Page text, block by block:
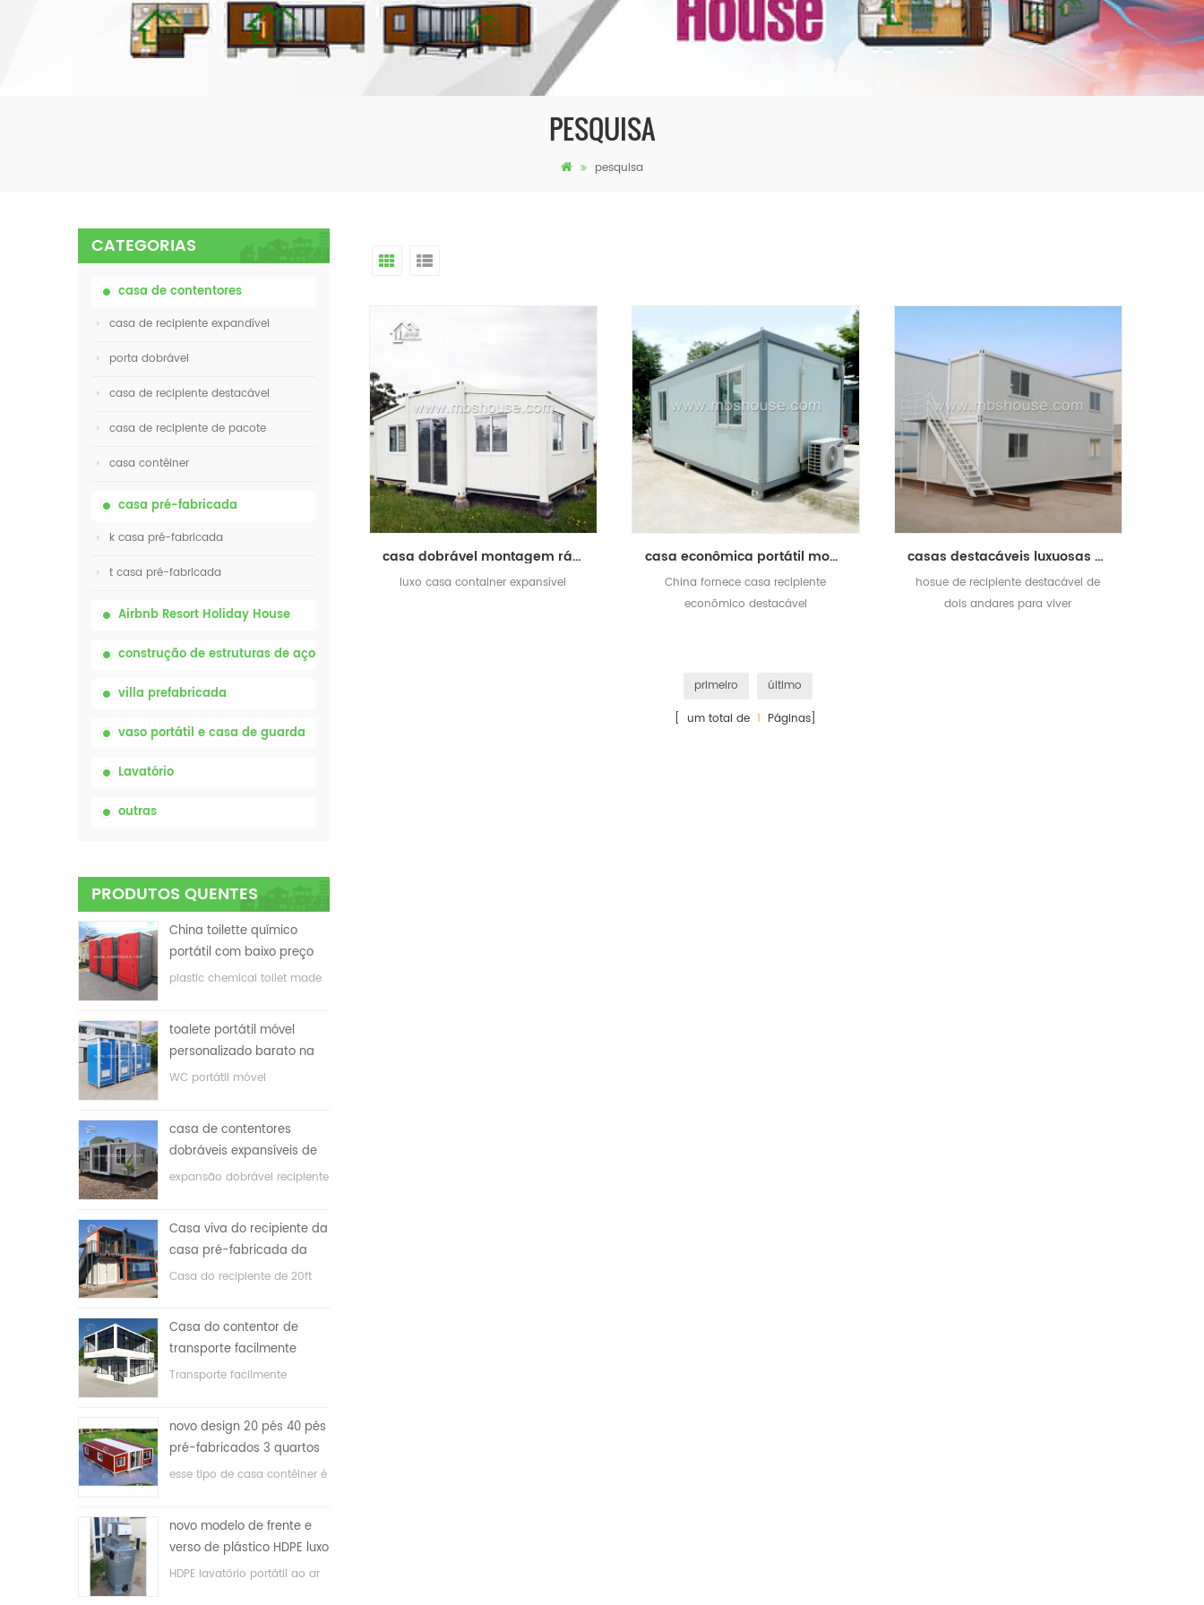
PESQUISA
pesquisa
CATEGORIAS
casa de contentores
casa de recipiente expandível
porta dobrável
casa de recipiente destacável
casa de recipiente de pacote
casa contêiner
casa pré-fabricada
k casa pré-fabricada
t casa pré-fabricada
Airbnb Resort Holiday House
construção de estruturas de aço
villa prefabricada
vaso portátil e casa de guarda
Lavatório
outras
PRODUTOS QUENTES
China toilette químico
portátil com baixo preço
plastic chemical toilet made
toalete portátil móvel
personalizado barato na
China para o local de
WC portátil móvel
casa de contentores
dobráveis ​​expansíveis de
baixo preço
expansão dobrável recipiente
Casa viva do recipiente da
casa pré-fabricada da
prova de fogo de 20ft em
Casa do recipiente de 20ft
Casa do contentor de
transporte facilmente
montada e conveniente
Transporte facilmente
novo design 20 pés 40 pés
pré-fabricados 3 quartos
minúscula casa recipiente
esse tipo de casa contêiner é
e com sistema elétrico.
novo modelo de frente e
verso de plástico HDPE luxo
público banheiro lavatório
HDPE lavatório portátil ao ar
casa dobrável montagem rápida expansível casa recipiente luxo
luxo casa container expansível
casa econômica portátil modular home pré-fabricada do recipiente destacável
China fornece casa recipiente
econômico destacável
casas destacáveis ​​luxuosas ultra-quentes do recipiente do hosue prefab quente da venda
hosue de recipiente destacável de
dois andares para viver
primeiro
último
[ um total de1 Páginas]
mbshou
se.com